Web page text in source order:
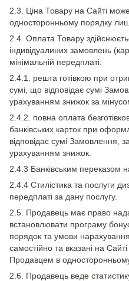
2.3. Ціна Товару на Сайті
односторонньому порядку
2.4. Оплата Товару
індивідуалиних замовлень
мінімальній передплаті:
2.4.1. решта готівкою при
сумі, що відповідає сумі
урахуванням знижок за
2.4.2. повна оплата
банківських карток при
відповідає сумі Замовлення,
урахуванням знижок.
2.4.3 Банківським переказом
2.4.4 Стилістика та послуги
передплаті за дану послугу.
2.5. Продавець має право
встановлювати програму
порядок та умови
самостійно та вказані на
Продавцем в
2.6. Продавець веде